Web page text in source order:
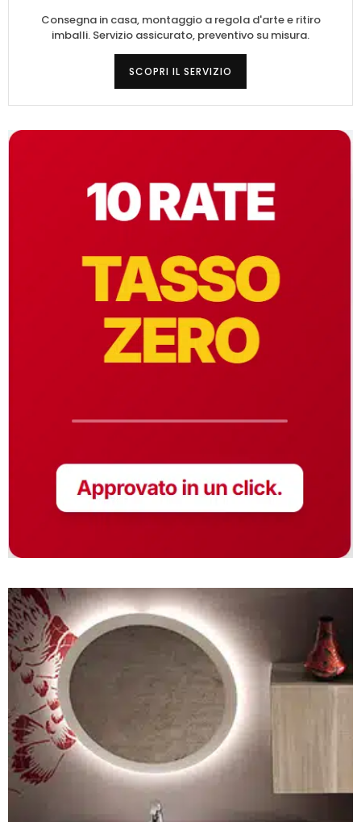
Consegna in casa, montaggio a regola d'arte e ritiro
imballi. Servizio assicurato, preventivo su misura.
SCOPRI IL SERVIZIO